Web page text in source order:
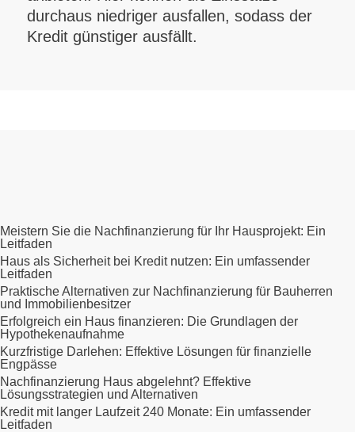
durchaus niedriger ausfallen, sodass der
Kredit günstiger ausfällt.
Meistern Sie die Nachfinanzierung für Ihr Hausprojekt: Ein
Leitfaden
Haus als Sicherheit bei Kredit nutzen: Ein umfassender
Leitfaden
Praktische Alternativen zur Nachfinanzierung für Bauherren
und Immobilienbesitzer
Erfolgreich ein Haus finanzieren: Die Grundlagen der
Hypothekenaufnahme
Kurzfristige Darlehen: Effektive Lösungen für finanzielle
Engpässe
Nachfinanzierung Haus abgelehnt? Effektive
Lösungsstrategien und Alternativen
Kredit mit langer Laufzeit 240 Monate: Ein umfassender
Leitfaden